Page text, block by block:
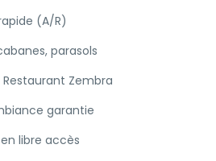
(A/R)
parasols
Zembra
garantie
libre accès